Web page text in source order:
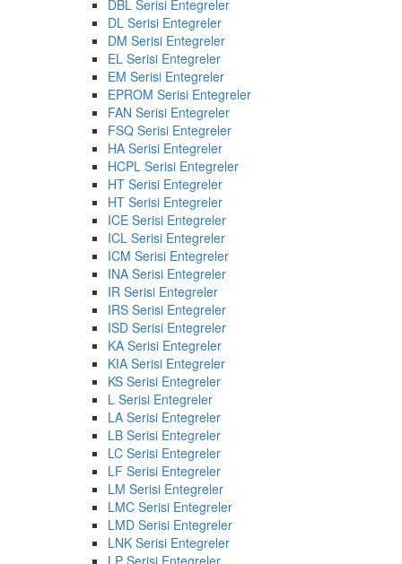
DBL Serisi Entegreler
DL Serisi Entegreler
DM Serisi Entegreler
EL Serisi Entegreler
EM Serisi Entegreler
EPROM Serisi Entegreler
FAN Serisi Entegreler
FSQ Serisi Entegreler
HA Serisi Entegreler
HCPL Serisi Entegreler
HT Serisi Entegreler
HT Serisi Entegreler
ICE Serisi Entegreler
ICL Serisi Entegreler
ICM Serisi Entegreler
INA Serisi Entegreler
IR Serisi Entegreler
IRS Serisi Entegreler
ISD Serisi Entegreler
KA Serisi Entegreler
KIA Serisi Entegreler
KS Serisi Entegreler
L Serisi Entegreler
LA Serisi Entegreler
LB Serisi Entegreler
LC Serisi Entegreler
LF Serisi Entegreler
LM Serisi Entegreler
LMC Serisi Entegreler
LMD Serisi Entegreler
LNK Serisi Entegreler